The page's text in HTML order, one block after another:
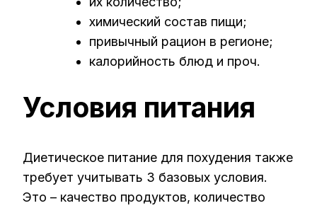
химический состав пищи;
привычный рацион в регионе;
калорийность блюд и проч.
Условия питания
Диетическое питание для похудения также
требует учитывать 3 базовых условия.
Это – качество продуктов, количество